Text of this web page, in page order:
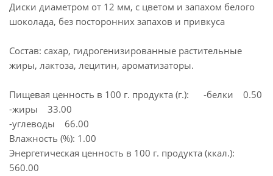
Диски диаметром от 12 мм, с цветом и запахом белого
шоколада, без посторонних запахов и привкуса
Состав: сахар, гидрогенизированные растительные
жиры, лактоза, лецитин, ароматизаторы.
Пищевая ценность в 100 г. продукта (г.): -белки 0.50
-жиры 33.00
-углеводы 66.00
Влажность (%): 1.00
Энергетическая ценность в 100 г. продукта (ккал.):
560.00